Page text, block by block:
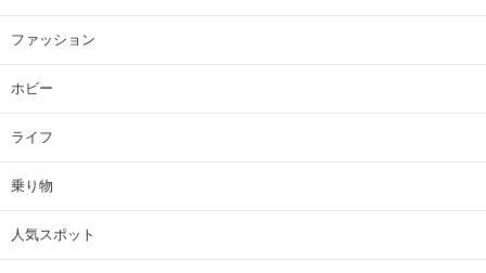
ファッション
ホビー
ライフ
乗り物
人気スポット